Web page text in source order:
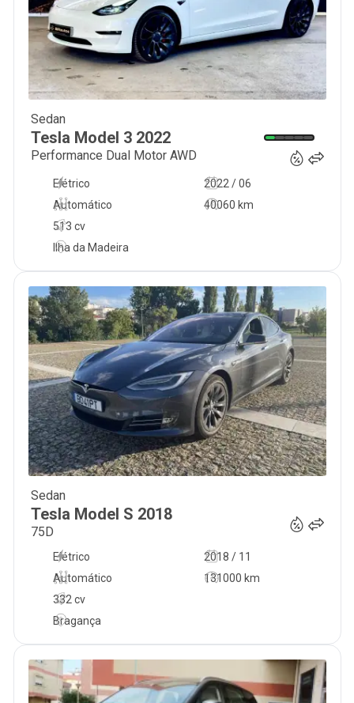
Sedan
Tesla Model 3 2022
Performance Dual Motor AWD
2022 / 06
Automático
40060 km
513 cv
Elétrico
Ilha da Madeira
Sedan
Tesla Model S 2018
75D
2018 / 11
Automático
131000 km
332 cv
Elétrico
Bragança